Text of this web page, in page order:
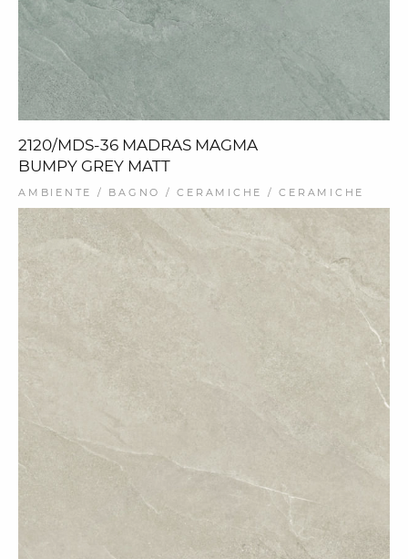
2120/MDS-36 MADRAS MAGMA
BUMPY GREY MATT
AMBIENTE / BAGNO / CERAMICHE / CERAMICHE